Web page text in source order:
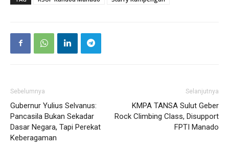
Sebelumnya
Gubernur Yulius Selvanus:
Pancasila Bukan Sekadar
Dasar Negara, Tapi Perekat
Keberagaman
Selanjutnya
KMPA TANSA Sulut Geber
Rock Climbing Class, Disupport
FPTI Manado